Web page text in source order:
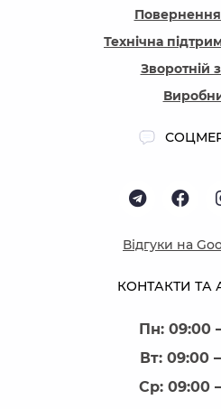
КОНТАКТИ ТА
Пн: 09:00
Вт: 09:00
Ср: 09:00
Повернення
Технічна
Зворотній
Відгуки на